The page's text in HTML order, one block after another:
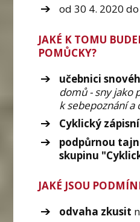
od 30 4. 2020
JAKÉ K TOMU
POMŮCKY?
učebnici
domů - sny jako
k sebepoznání a
Cyklický
podpůrnou
skupinu
JAKÉ JSOU
odvaha zkusit